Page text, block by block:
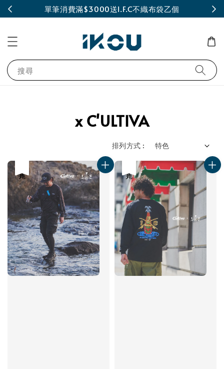
單筆消費滿$3000送I.F.C不織布袋乙個
搜尋
x C'ULTIVA
排列方式 :